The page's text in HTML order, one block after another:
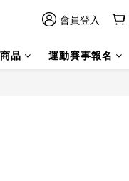
會員登入
品 運動賽事報名